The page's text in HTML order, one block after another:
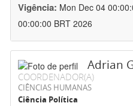
Vigência: Mon Dec 04
00:00:00 BRT 2026
Adrian
COORDENADOR(A)
CIÊNCIAS HUMANAS
Ciência Política